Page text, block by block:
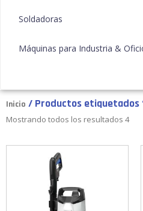
Soldadoras
Máquinas para Industria &
Inicio / Productos etiquetados
Mostrando todos los resultados 4